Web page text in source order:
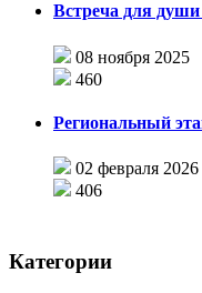
Встреча для души
08 ноября 2025
460
Региональный
02 февраля 2026
406
Категории